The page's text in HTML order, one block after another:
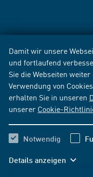
Damit wir unsere
und fortlaufend
Sie die Webseiten
Verwendung von
erhalten Sie in unseren
unserer Cookie-
Notwendig
Details anzeigen